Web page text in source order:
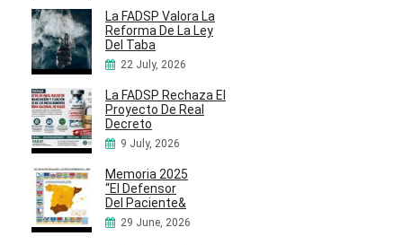
La FADSP Valora La
Reforma De La Ley
Del Taba
22 July, 2026
La FADSP Rechaza El
Proyecto De Real
Decreto
9 July, 2026
Memoria 2025
“El Defensor
Del Paciente&
29 June, 2026